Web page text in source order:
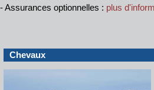
- Assurances optionnelles : plus
Chevaux